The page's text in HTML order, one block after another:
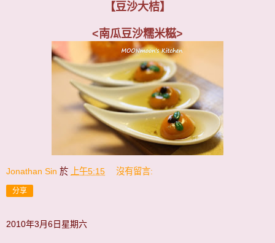
【豆沙大桔】
<南瓜豆沙糯米糍>
Jonathan Sin 於 上午5:15 沒有留言:
分享
2010年3月6日星期六